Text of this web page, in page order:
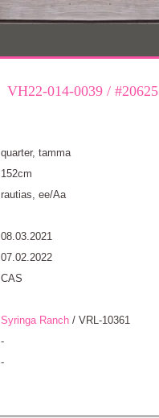
VH22-014-0039/ #20625
quarter, tamma
152cm
rautias, ee/Aa
08.03.2021
07.02.2022
CAS
Syringa Ranch/ VRL-10361
-
-